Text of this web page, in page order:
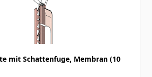
mit Schattenfuge, Membran (10